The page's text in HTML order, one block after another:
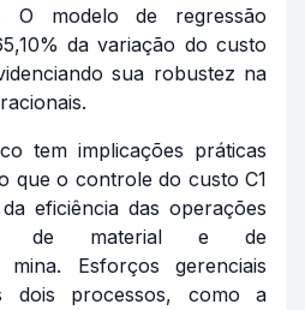
O modelo de regressão
da variação do custo
sua robustez na
tem implicações práticas
que o controle do custo C1
eficiência das operações
de material e de
mina. Esforços gerenciais
dois processos, como a